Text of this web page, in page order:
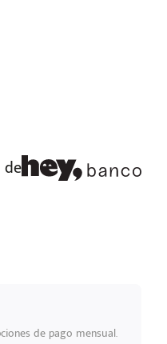
de pago mensual.